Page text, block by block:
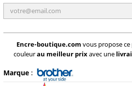
Encre-boutique.com vous propose ce
couleurau meilleur prixavec une
Marque: